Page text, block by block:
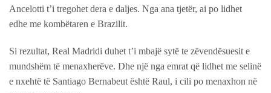
Ancelotti t’i tregohet dera e daljes. Nga ana tjetër, ai po lidhet
edhe me kombëtaren e Brazilit.
Si rezultat, Real Madridi duhet t’i mbajë sytë te zëvendësuesit e
mundshëm të menaxherëve. Dhe një nga emrat që lidhet me selinë
e nxehtë të Santiago Bernabeut është Raul, i cili po menaxhon në